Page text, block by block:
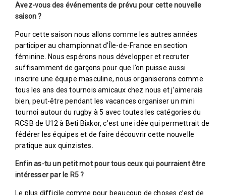
Avez-vous des événements de prévu pour cette nouvelle
saison ?
Pour cette saison nous allons comme les autres années
participer au championnat d’Île-de-France en section
féminine. Nous espérons nous développer et recruter
suffisamment de garçons pour que l’on puisse aussi
inscrire une équipe masculine, nous organiserons comme
tous les ans des tournois amicaux chez nous et j’aimerais
bien, peut-être pendant les vacances organiser un mini
tournoi autour du rugby à 5 avec toutes les catégories du
RCSB de U12 à Beti Bixkor, c’est une idée qui permettrait de
fédérer les équipes et de faire découvrir cette nouvelle
pratique aux quinzistes.
Enfin as-tu un petit mot pour tous ceux qui pourraient être
intéresser par le R5 ?
Le plus difficile comme pour beaucoup de choses c’est de